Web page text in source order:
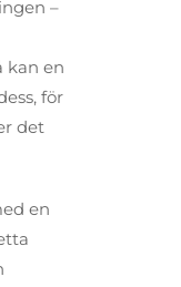
–
kan en
för
det
en